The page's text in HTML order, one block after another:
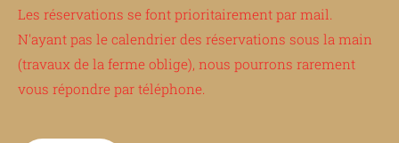
Les réservations se font prioritairement par mail.
N'ayant pas le calendrier des réservations sous la main
(travaux de la ferme oblige), nous pourrons rarement
vous répondre par téléphone.